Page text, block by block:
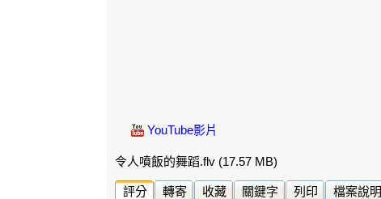
YouTube影片
令人噴飯的舞蹈.flv (17.57 MB)
評分 轉寄 收藏 關鍵字 列印 檔案說明